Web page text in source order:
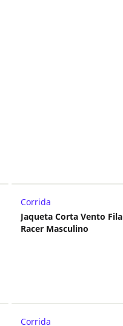
Corrida
Jaqueta Corta Vento Fila
Racer Masculino
Corrida